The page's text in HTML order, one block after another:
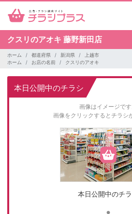
クスリのアオキ 藤野新田店
ホーム 都道府県 新潟県
上越市
ホーム
お店の名前 クスリのアオキ
本日公開中のチラシ
画像はイメージです
画像をクリックするとチラシ
本日公開中のチ